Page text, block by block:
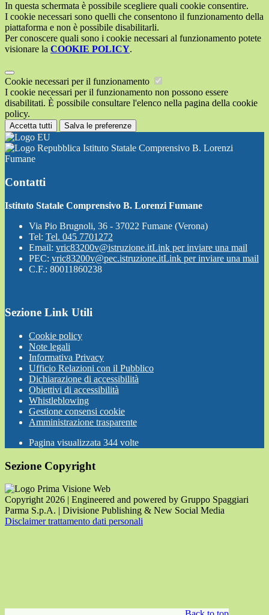
In questa schermata è possibile scegliere quali cookie consentire.
I cookie necessari sono quelli che consentono il funzionamento della
piattaforma e non è possibile disabilitarli.
Per conoscere quali sono i cookie necessari al funzionamento potete
visionare la COOKIE POLICY.
Cookie necessari per il funzionamento
I cookie necessari per il funzionamento non possono essere
disabilitati. È possibile consultare l'elenco nella pagina della cookie
policy.
Accetta tutti Salva le preferenze
Istituto Statale Comprensivo B. Lorenzi
Fumane
Contatti
Istituto Statale Comprensivo B. Lorenzi Fumane
Via Pio Brugnoli, 36 - 37022 Fumane (Verona)
Tel: Tel. 045 7701272
Email: vric83200v@istruzione.itLink per inviare una mail
PEC: vric83200v@pec.istruzione.itLink per inviare una mail
C.F.: 80011860238
Sezione Link Utili
Cookie policy
Note legali
Informativa Privacy
Ufficio Relazioni con il Pubblico
Dichiarazione di accessibilità
Obiettivi di accessibilità
Whistleblowing
Gestione consensi cookie
Amministrazione trasparente
Pagina visualizzata 344 volte
Sezione Copyright
Copyright 2026 | Engineered and powered by Gruppo Spaggiari
Parma S.p.A. | Divisione Publishing & New Social Media
Disclaimer trattamento dati personali